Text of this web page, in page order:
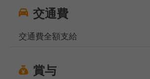
交通費
交通費全額支給
賞与